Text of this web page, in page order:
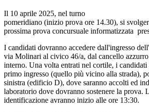
Il 10 aprile 2025, nel turno
pomeridiano (inizio prova ore 14.30), si
prossima prova concursuale informatizzata
I candidati dovranno accedere dall'ingresso
via Molinari al civico 46/a, dal cancello
interno. Una volta entrati nel cortile, i candidati
primo ingresso (quello più vicino alla strada),
sinistra (edificio D), dove saranno accolti ed
laboratorio dove dovranno sostenere la prova.
identificazione avranno inizio alle ore 13:30.